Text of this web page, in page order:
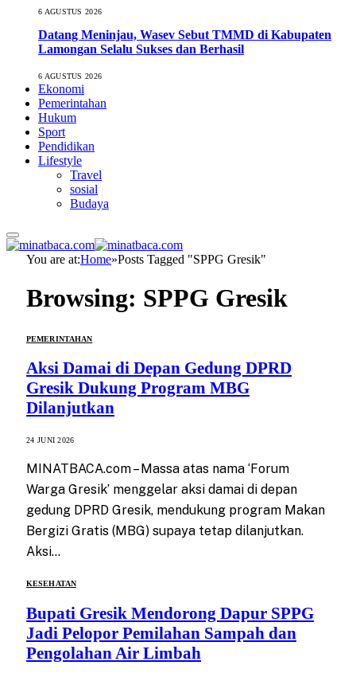
6 AGUSTUS 2026
Datang Meninjau, Wasev Sebut TMMD di Kabupaten
Lamongan Selalu Sukses dan Berhasil
6 AGUSTUS 2026
Ekonomi
Pemerintahan
Hukum
Sport
Pendidikan
Lifestyle
Travel
sosial
Budaya
You are at:Home»Posts Tagged "SPPG Gresik"
Browsing: SPPG Gresik
PEMERINTAHAN
Aksi Damai di Depan Gedung DPRD
Gresik Dukung Program MBG
Dilanjutkan
24 JUNI 2026
MINATBACA.com – Massa atas nama ‘Forum
Warga Gresik’ menggelar aksi damai di depan
gedung DPRD Gresik, mendukung program Makan
Bergizi Gratis (MBG) supaya tetap dilanjutkan.
Aksi…
KESEHATAN
Bupati Gresik Mendorong Dapur SPPG
Jadi Pelopor Pemilahan Sampah dan
Pengolahan Air Limbah